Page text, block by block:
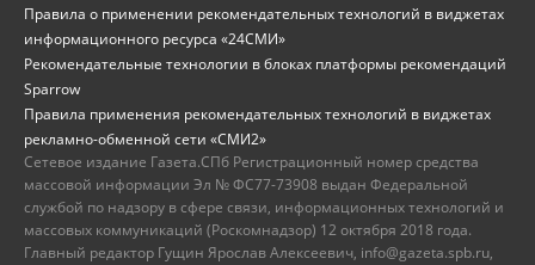
Правила о применении рекомендательных технологий в виджетах
информационного ресурса «24СМИ»
Рекомендательные технологии в блоках платформы рекомендаций
Sparrow
Правила применения рекомендательных технологий в виджетах
рекламно-обменной сети «СМИ2»
Сетевое издание Газета.СПб Регистрационный номер средства
массовой информации Эл № ФС77-73908 выдан Федеральной
службой по надзору в сфере связи, информационных технологий и
массовых коммуникаций (Роскомнадзор) 12 октября 2018 года.
Главный редактор Гущин Ярослав Алексеевич, info@gazeta.spb.ru,